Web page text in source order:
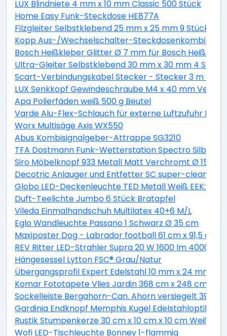
LUX Blindniete 4 mm x 10 mm Classic 500 Stück
Home Easy Funk-Steckdose HE877A
Filzgleiter Selbstklebend 25 mm x 25 mm 9 Stück
Kopp Aus-/Wechselschalter-
Bosch Heißkleber Glitter Ø 7 mm für Bosch
Ultra-Gleiter Selbstklebend 30 mm x 30 mm 4 Stück
Scart-Verbindungskabel Stecker - Stecker 3 m
LUX Senkkopf Gewindeschraube M4 x 40 mm
Apa Polierfäden weiß 500 g Beutel
Varde Alu-Flex-Schlauch für externe Luftzufuhr
Worx Multisäge Axis WX550
Abus Kombisignalgeber-Attrappe SG3210
TFA Dostmann Funk-Wetterstation Spectro Silber
Siro Möbelknopf 933 Metall Matt Verchromt Ø 15 mm
Decotric Anlauger und Entfetter SC super-clean 500
Globo LED-Deckenleuchte TED Metall Weiß EEK: A+
Duft-Teelichte Jumbo 6 Stück Bratapfel
Vileda Einmalhandschuh Multilatex 40+6 M/L
Eglo Wandleuchte Passano 1 Schwarz Ø 35 cm
Maxiposter Dog - Labrador football 61 cm x 91,5 cm
REV Ritter LED-Strahler Supra 20 W 1600 lm 4000 K
Hängesessel Lytton FSC® Grau/Natur
Übergangsprofil Expert Edelstahl 10 mm x 24 mm
Komar Fototapete Vlies Jardin 368 cm x 248 cm
Sockelleiste Bergahorn-Can. Ahorn versiegelt 39
Gardinia Endknopf Memphis Kugel Edelstahloptik 2-
Rustik Stumpenkerze 30 cm x 10 cm x 10 cm Weiß
Wofi LED-Tischleuchte Bonney 1-flammig